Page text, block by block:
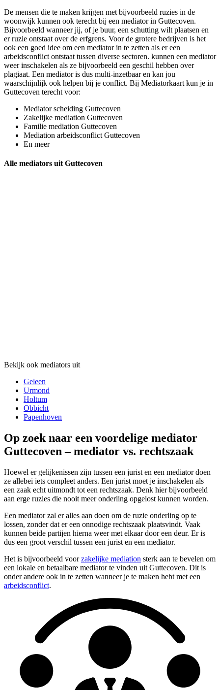
De mensen die te maken krijgen met bijvoorbeeld ruzies in de
woonwijk kunnen ook terecht bij een mediator in Guttecoven.
Bijvoorbeeld wanneer jij, of je buur, een schutting wilt plaatsen en
er ruzie ontstaat over de erfgrens. Voor de grotere bedrijven is het
ook een goed idee om een mediator in te zetten als er een
arbeidsconflict ontstaat tussen diverse sectoren. kunnen een mediator
weer inschakelen als ze bijvoorbeeld een geschil hebben over
plagiaat. Een mediator is dus multi-inzetbaar en kan jou
waarschijnlijk ook helpen bij je conflict. Bij Mediatorkaart kun je in
Guttecoven terecht voor:
Mediator scheiding Guttecoven
Zakelijke mediation Guttecoven
Familie mediation Guttecoven
Mediation arbeidsconflict Guttecoven
En meer
Alle mediators uit Guttecoven
Bekijk ook mediators uit
Geleen
Urmond
Holtum
Obbicht
Papenhoven
Op zoek naar een voordelige mediator
Guttecoven – mediator vs. rechtszaak
Hoewel er gelijkenissen zijn tussen een jurist en een mediator doen
ze allebei iets compleet anders. Een jurist moet je inschakelen als
een zaak echt uitmondt tot een rechtszaak. Denk hier bijvoorbeeld
aan erge ruzies die nooit meer onderling opgelost kunnen worden.
Een mediator zal er alles aan doen om de ruzie onderling op te
lossen, zonder dat er een onnodige rechtszaak plaatsvindt. Vaak
kunnen beide partijen hierna weer met elkaar door een deur. Er is
dus een groot verschil tussen een jurist en een mediator.
Het is bijvoorbeeld voorzakelijke mediation sterk aan te bevelen om
een lokale en betaalbare mediator te vinden uit Guttecoven. Dit is
onder andere ook in te zetten wanneer je te maken hebt met een
arbeidsconflict.